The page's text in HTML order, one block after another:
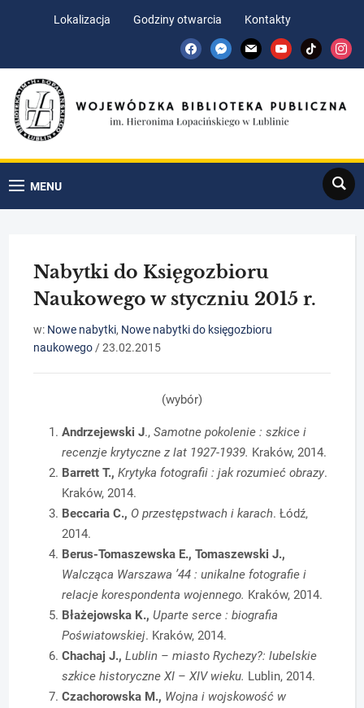
Lokalizacja Godziny otwarcia
Kontakty
facebookmessenger
mail youtubetiktok
MENU
Search
Nabytki do Księgozbioru
Naukowego w styczniu 2015 r.
w: Nowe nabytki, Nowe nabytki do księgozbioru
naukowego /23.02.2015
(wybór)
Andrzejewski J.,Samotne pokolenie : szkice i
recenzje krytyczne z lat 1927-1939. Kraków, 2014.
Barrett T., Krytyka fotografii : jak rozumieć obrazy.
Kraków, 2014.
Beccaria C., O przestępstwach i karach. Łódź,
2014.
Berus-Tomaszewska E., Tomaszewski J.,
Walcząca Warszawa ’44 : unikalne fotografie i
relacje korespondenta wojennego. Kraków, 2014.
Błażejowska K., Uparte serce : biografia
Poświatowskiej. Kraków, 2014.
Chachaj J., Lublin – miasto Rychezy?: lubelskie
szkice historyczne XI – XIV wieku. Lublin, 2014.
Czachorowska M., Wojna i wojskowość w